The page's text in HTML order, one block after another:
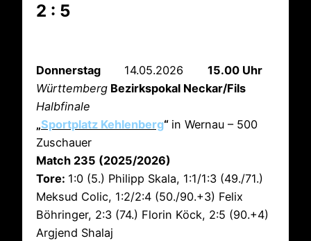
2 : 5
Donnerstag 14.05.2026 15.00 Uhr
Württemberg Bezirkspokal Neckar/Fils
Halbfinale
„Sportplatz Kehlenberg“ in Wernau – 500
Zuschauer
Match 235 (2025/2026)
Tore: 1:0 (5.) Philipp Skala, 1:1/1:3 (49./71.)
Meksud Colic, 1:2/2:4 (50./90.+3) Felix
Böhringer, 2:3 (74.) Florin Köck, 2:5 (90.+4)
Argjend Shalaj